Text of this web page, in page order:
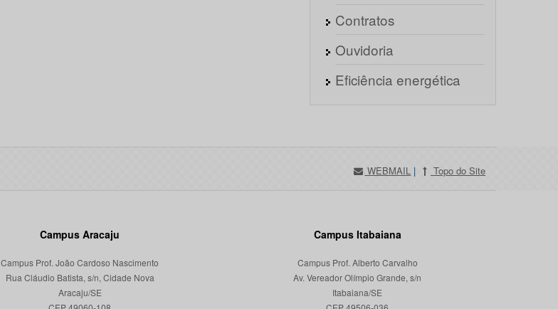
Contratos
Ouvidoria
Eficiência energética
WEBMAIL | Topo do Site
Campus Aracaju
Campus Prof. João Cardoso Nascimento
Rua Cláudio Batista, s/n, Cidade Nova
Aracaju/SE
Campus Itabaiana
Campus Prof. Alberto Carvalho
Av. Vereador Olímpio Grande, s/n
Itabaiana/SE